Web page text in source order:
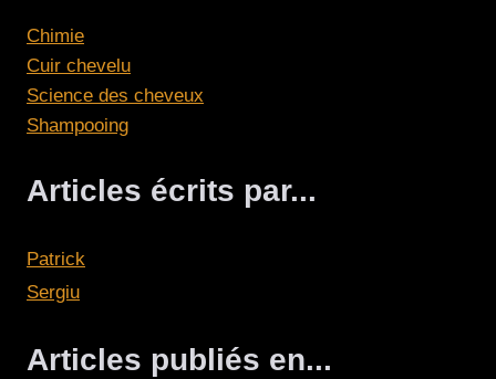
Chimie
Cuir chevelu
Science des cheveux
Shampooing
Articles écrits par...
Patrick
Sergiu
Articles publiés en...